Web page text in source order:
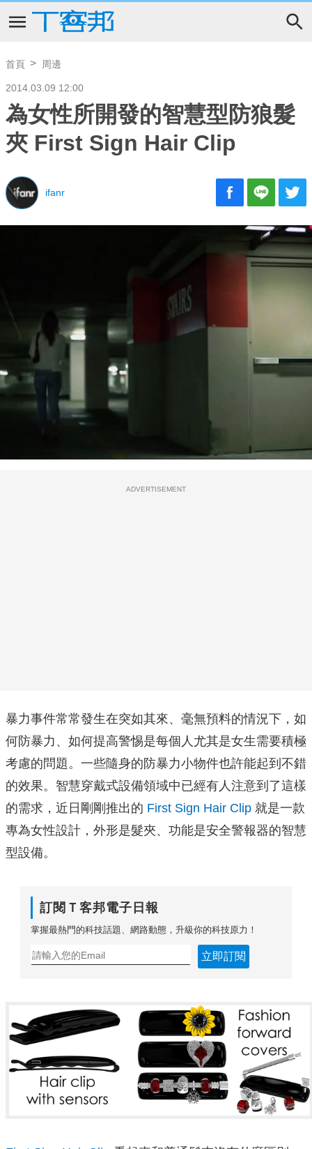
首頁 周邊
2014.03.09 12:00
為女性所開發的智慧型防狼髮
夾 First Sign Hair Clip
ifanr
ADVERTISEMENT
暴力事件常常發生在突如其來、毫無預料的情況下，如
何防暴力、如何提高警惕是每個人尤其是女生需要積極
考慮的問題。一些隨身的防暴力小物件也許能起到不錯
的效果。智慧穿戴式設備領域中已經有人注意到了這樣
的需求，近日剛剛推出的 First Sign Hair Clip 就是一款
專為女性設計，外形是髮夾、功能是安全警報器的智慧
型設備。
訂閱Ｔ客邦電子日報
掌握最熱門的科技話題、網路動態，升級你的科技原力！
立即訂閱